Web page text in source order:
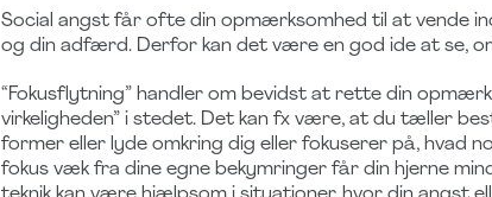
Social angst får ofte din opmærksomhed til at vende
og din adfærd. Derfor kan det være en god ide at se,
“Fokusflytning” handler om bevidst at rette din
virkeligheden” i stedet. Det kan fx være, at du tæller
former eller lyde omkring dig eller fokuserer på, hvad
fokus væk fra dine egne bekymringer får din hjerne